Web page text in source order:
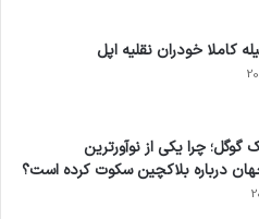
کاملا خودران نقلیه اپل
گوگل؛ چرا یکی از نوآورترین
درباره بلاکچین سکوت کرده است؟